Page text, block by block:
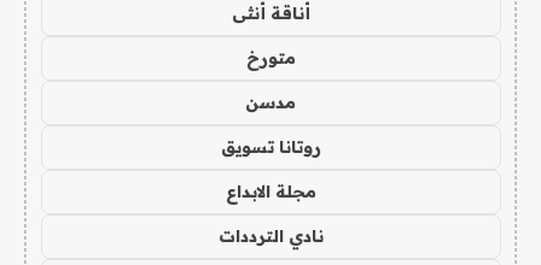
أناقة أنثى
متورخ
مدسن
روتانا تسويق
مجلة الابداع
نادي الترددات